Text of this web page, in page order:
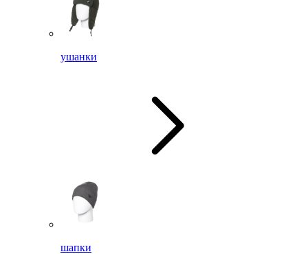
ушанки
шапки